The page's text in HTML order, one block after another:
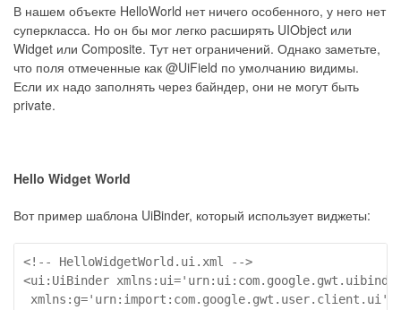
В нашем объекте HelloWorld нет ничего особенного, у него нет
суперкласса. Но он бы мог легко расширять UIObject или
Widget или Composite. Тут нет ограничений. Однако заметьте,
что поля отмеченные как @UiField по умолчанию видимы.
Если их надо заполнять через байндер, они не могут быть
private.
Hello Widget World
Вот пример шаблона UiBinder, который использует виджеты:
<!-- HelloWidgetWorld.ui.xml -->
<ui:UiBinder
xmlns:g='urn:import:com.google.gwt.user.client.ui'>